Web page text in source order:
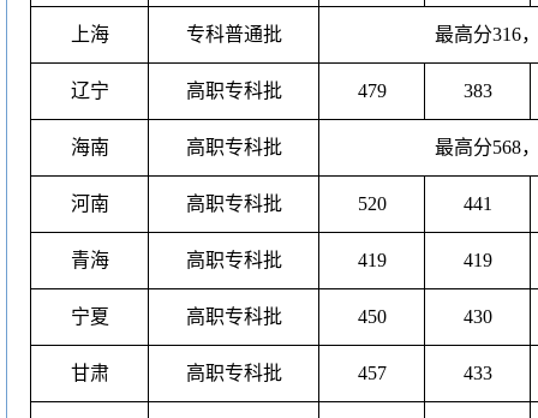
上海 专科普通批 最高分316
辽宁 高职专科批 479 383
海南 高职专科批 最高分568
河南 高职专科批 520 441
青海 高职专科批 419 419
宁夏 高职专科批 450 430
甘肃 高职专科批 457 433